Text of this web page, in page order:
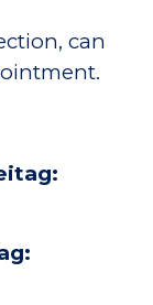
can
:
: